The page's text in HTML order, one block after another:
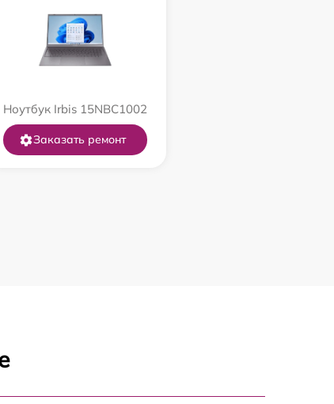
Ноутбук Irbis 15NBC1002
Заказать ремонт